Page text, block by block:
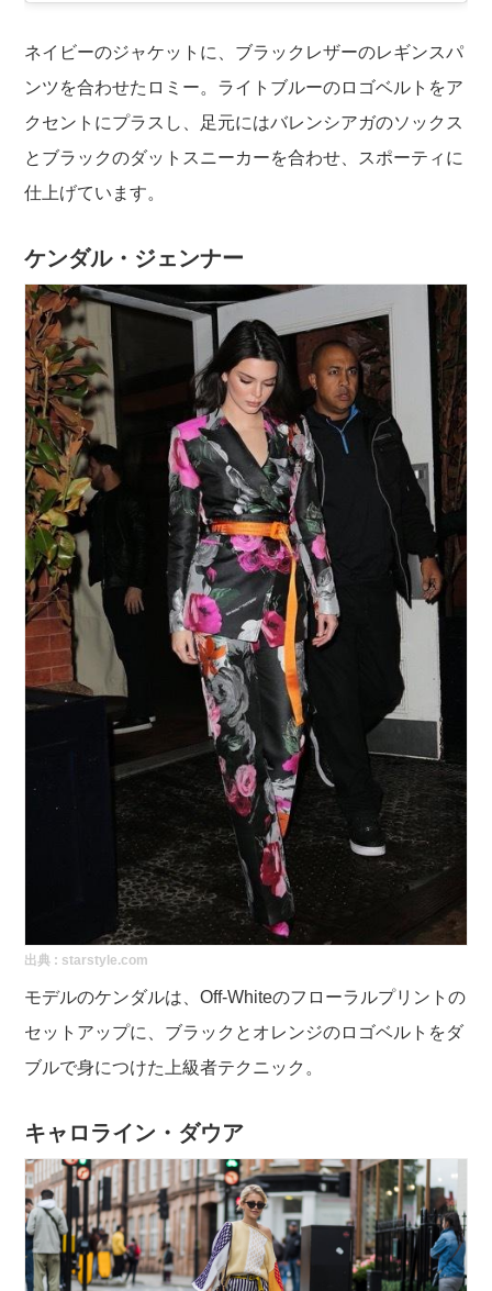
ネイビーのジャケットに、ブラックレザーのレギンスパ
ンツを合わせたロミー。ライトブルーのロゴベルトをア
クセントにプラスし、足元にはバレンシアガのソックス
とブラックのダットスニーカーを合わせ、スポーティに
仕上げています。
ケンダル・ジェンナー
出典 : starstyle.com
モデルのケンダルは、Off-Whiteのフローラルプリントの
セットアップに、ブラックとオレンジのロゴベルトをダ
ブルで身につけた上級者テクニック。
キャロライン・ダウア